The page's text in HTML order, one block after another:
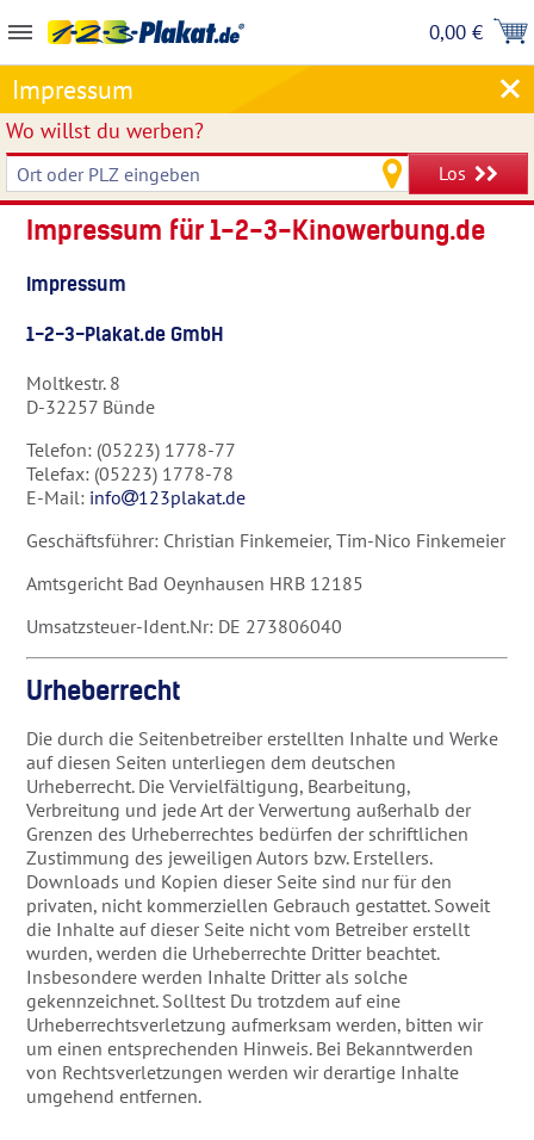
0,00 €
Impressum
Wo willst du werben?
Los
Impressum für 1-2-3-Kinowerbung.de
Impressum
1-2-3-Plakat.de GmbH
Moltkestr. 8
D-32257 Bünde
Telefon: (05223) 1778-77
Telefax: (05223) 1778-78
E-Mail: info
123plakat.de
Geschäftsführer: Christian Finkemeier, Tim-Nico Finkemeier
Amtsgericht Bad Oeynhausen HRB 12185
Umsatzsteuer-Ident.Nr: DE 273806040
Urheberrecht
Die durch die Seitenbetreiber erstellten Inhalte und Werke
auf diesen Seiten unterliegen dem deutschen
Urheberrecht. Die Vervielfältigung, Bearbeitung,
Verbreitung und jede Art der Verwertung außerhalb der
Grenzen des Urheberrechtes bedürfen der schriftlichen
Zustimmung des jeweiligen Autors bzw. Erstellers.
Downloads und Kopien dieser Seite sind nur für den
privaten, nicht kommerziellen Gebrauch gestattet. Soweit
die Inhalte auf dieser Seite nicht vom Betreiber erstellt
wurden, werden die Urheberrechte Dritter beachtet.
Insbesondere werden Inhalte Dritter als solche
gekennzeichnet. Solltest Du trotzdem auf eine
Urheberrechtsverletzung aufmerksam werden, bitten wir
um einen entsprechenden Hinweis. Bei Bekanntwerden
von Rechtsverletzungen werden wir derartige Inhalte
umgehend entfernen.